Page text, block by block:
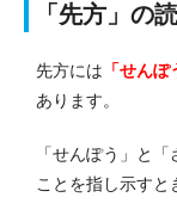
「先方」の
先方には 「せん
あります。
「せんぽう」と
ことを指し示すと